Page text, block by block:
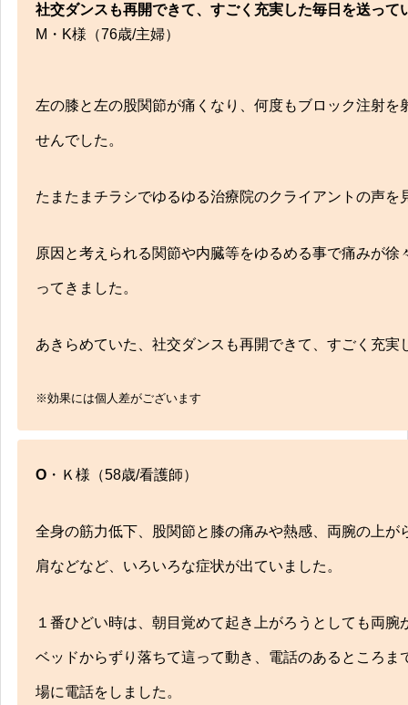
交通事故治療！弁護士とも提携！安心してお
症状メニュー
多くの方が活き活きとした生活・人生を送れ
交通事故
交通事故治療！弁護士とも提携！安心してお
社交ダンスも再開できて、すごく充実した毎日を送って
M・K様（76歳/主婦）
左の膝と左の股関節が痛くなり、何度もブロック注射
せんでした。
たまたまチラシでゆるゆる治療院のクライアントの声
原因と考えられる関節や内臓等をゆるめる事で痛みが
ってきました。
あきらめていた、社交ダンスも再開できて、すごく充実
※効果には個人差がございます
O・Ｋ様（58歳/看護師）
全身の筋力低下、股関節と膝の痛みや熱感、両腕の上が
肩などなど、いろいろな症状が出ていました。
１番ひどい時は、朝目覚めて起き上がろうとしても両腕
ベッドからずり落ちて這って動き、電話のあるところま
場に電話をしました。